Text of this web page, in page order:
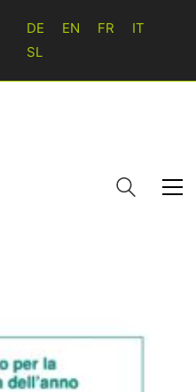
DE EN FR
IT
SL